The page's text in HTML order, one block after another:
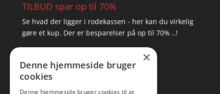
TILBUD spar op til 70%
Se hvad der ligger i rodekassen - her kan du virkelig
gøre et kup. Der er besparelser på op til 70% ..!
×
Denne hjemmeside bruger
cookies
Denne hjemmeside bruger cookies til at